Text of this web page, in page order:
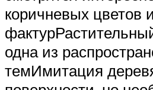
коричневых цветов
одна из
темИмитация